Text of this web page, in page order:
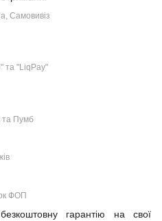
Самовивіз
та "LiqPay"
та Пумб
ФОП
гарантію на свої